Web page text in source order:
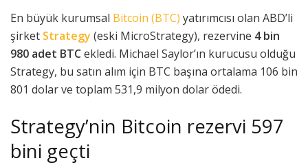
En büyük kurumsal Bitcoin (BTC) yatırımcısı olan ABD’li
şirket Strategy (eski MicroStrategy), rezervine 4 bin
980 adet BTCekledi. Michael Saylor’ın kurucusu olduğu
Strategy, bu satın alım için BTC başına ortalama 106 bin
801 dolar ve toplam 531,9 milyon dolar ödedi.
Strategy’nin Bitcoin rezervi 597
bini geçti